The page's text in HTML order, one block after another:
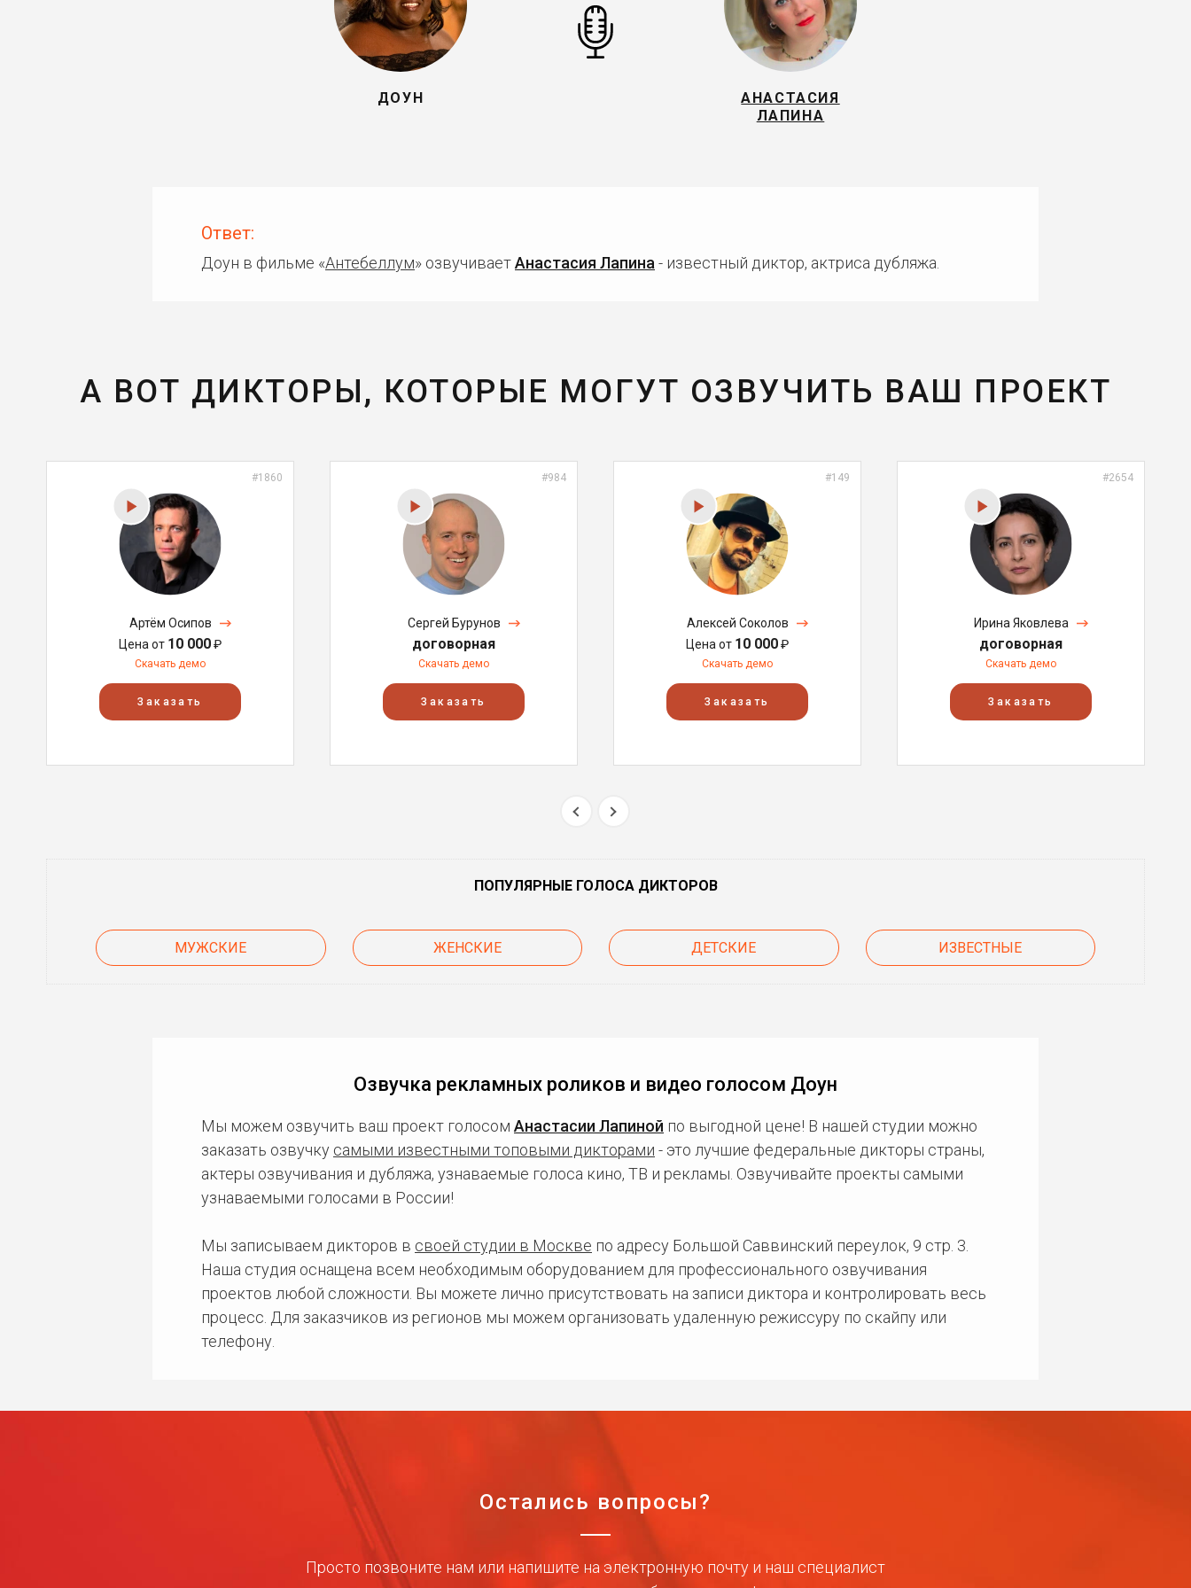
ДОУН
АНАСТАСИЯ
ЛАПИНА
Ответ:
Доун в фильме «Антебеллум» озвучиваетАнастасия Лапина - известный диктор, актриса дубляжа.
А ВОТ ДИКТОРЫ, КОТОРЫЕ МОГУТ ОЗВУЧИТЬ ВАШ ПРОЕКТ
#1860
Артём Осипов
Цена от 10 000₽
Скачать демо
Заказать
#984
Сергей Бурунов
договорная
Скачать демо
Заказать
#149
Алексей Соколов
Цена от 10 000₽
Скачать демо
Заказать
#2654
Ирина Яковлева
договорная
Скачать демо
Заказать
ПОПУЛЯРНЫЕ ГОЛОСА ДИКТОРОВ
МУЖСКИЕ ЖЕНСКИЕ ДЕТСКИЕ ИЗВЕСТНЫЕ
Озвучка рекламных роликов и видео голосом Доун
Мы можем озвучить ваш проект голосом Анастасии Лапиной по выгодной цене! В нашей студии можно
заказать озвучку самыми известными топовыми дикторами - это лучшие федеральные дикторы страны,
актеры озвучивания и дубляжа, узнаваемые голоса кино, ТВ и рекламы. Озвучивайте проекты самыми
узнаваемыми голосами в России!
Мы записываем дикторов в своей студии в Москве по адресу Большой Саввинский переулок, 9 стр. 3.
Наша студия оснащена всем необходимым оборудованием для профессионального озвучивания
проектов любой сложности. Вы можете лично присутствовать на записи диктора и контролировать весь
процесс. Для заказчиков из регионов мы можем организовать удаленную режиссуру по скайпу или
телефону.
Остались вопросы?
Просто позвоните нам или напишите на электронную почту и наш специалист